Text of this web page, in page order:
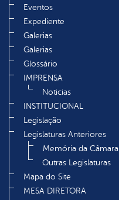
Eventos
Expediente
Galerias
Galerias
Glossário
IMPRENSA
Noticias
INSTITUCIONAL
Legislação
Legislaturas Anteriores
Memória da Câmara
Outras Legislaturas
Mapa do Site
MESA DIRETORA